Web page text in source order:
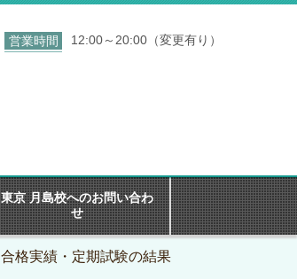
営業時間 12:00～20:00（変更有り）
東京 月島校へのお問い合わ
せ
合格実績・定期試験の結果